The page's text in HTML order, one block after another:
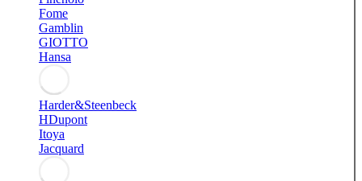
Fome
Gamblin
GIOTTO
Hansa
Harder&Steenbeck
HDupont
Itoya
Jacquard